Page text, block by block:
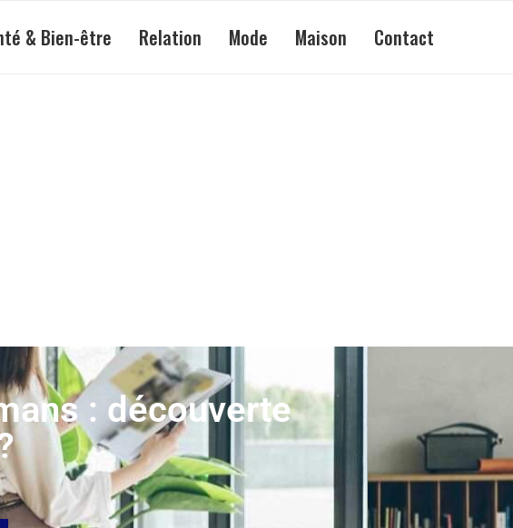
& Bien-être Relation Mode Maison Contact
: découverte